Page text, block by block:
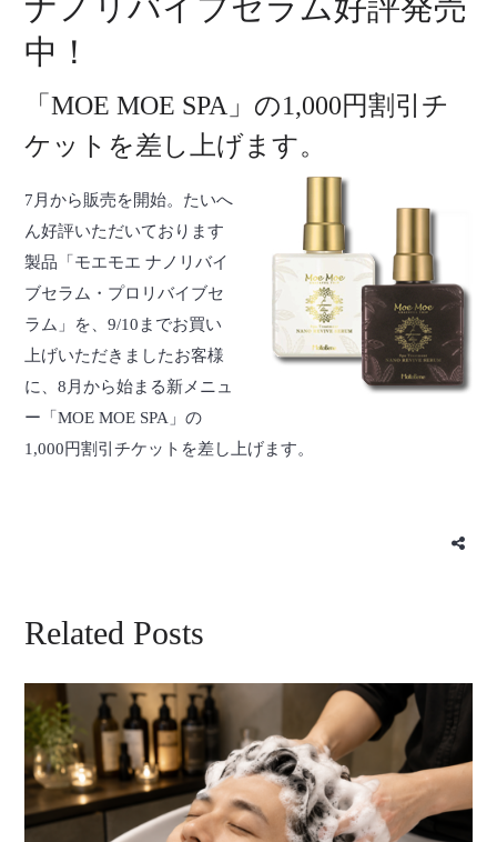
中！
「MOE MOE SPA」の1,000円割引チ
ケットを差し上げます。
7月から販売を開始。たいへ
ん好評いただいております
製品「モエモエ ナノリバイ
ブセラム・プロリバイブセ
ラム」を、9/10までお買い
上げいただきましたお客様
に、8月から始まる新メニュ
ー「MOE MOE SPA」の
1,000円割引チケットを差し上げます。
Related Posts